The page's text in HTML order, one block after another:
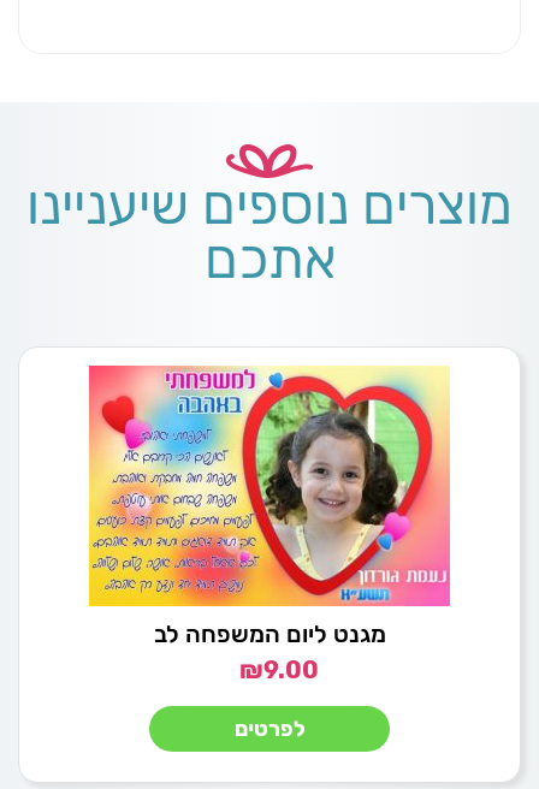
מוצרים נוספים שיעניינו
אתכם
מגנט ליום המשפחה לב
₪9.00
לפרטים